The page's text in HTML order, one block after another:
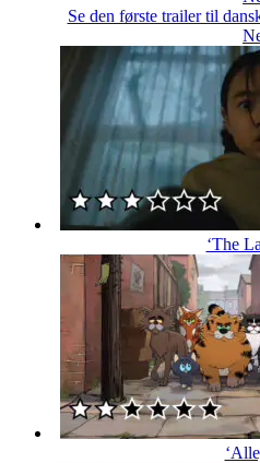
Se den første trailer til
‘The